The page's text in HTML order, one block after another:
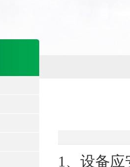
1、设备